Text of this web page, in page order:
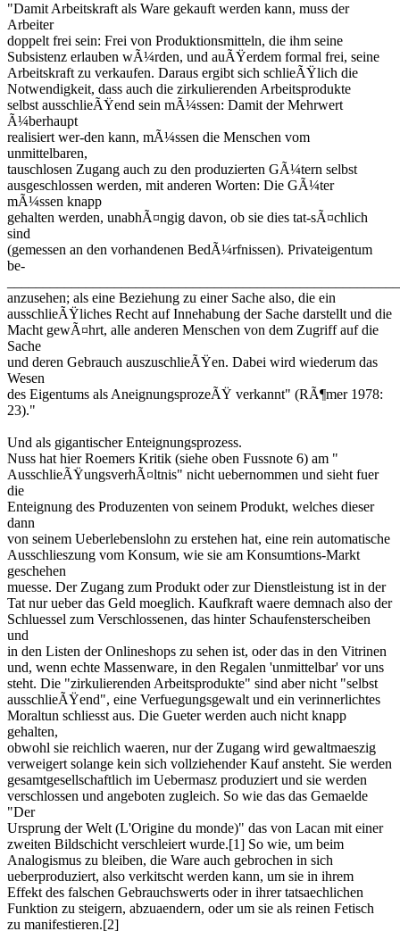
"Damit Arbeitskraft als Ware gekauft werden kann, muss der
Arbeiter
doppelt frei sein: Frei von Produktionsmitteln, die ihm seine
Subsistenz erlauben wÃ¼rden, und auÃŸerdem formal frei, seine
Arbeitskraft zu verkaufen. Daraus ergibt sich schlieÃŸlich die
Notwendigkeit, dass auch die zirkulierenden Arbeitsprodukte
selbst ausschlieÃŸend sein mÃ¼ssen: Damit der Mehrwert
Ã¼berhaupt
realisiert wer-den kann, mÃ¼ssen die Menschen vom
unmittelbaren,
tauschlosen Zugang auch zu den produzierten GÃ¼tern selbst
ausgeschlossen werden, mit anderen Worten: Die GÃ¼ter
mÃ¼ssen knapp
gehalten werden, unabhÃ¤ngig davon, ob sie dies tat-sÃ¤chlich
sind
(gemessen an den vorhandenen BedÃ¼rfnissen). Privateigentum
be-
anzusehen; als eine Beziehung zu einer Sache also, die ein
ausschlieÃŸliches Recht auf Innehabung der Sache darstellt und die
Macht gewÃ¤hrt, alle anderen Menschen von dem Zugriff auf die
Sache
und deren Gebrauch auszuschlieÃŸen. Dabei wird wiederum das
Wesen
des Eigentums als AneignungsprozeÃŸ verkannt" (RÃ¶mer 1978:
23)."
Und als gigantischer Enteignungsprozess.
Nuss hat hier Roemers Kritik (siehe oben Fussnote 6) am "
AusschlieÃŸungsverhÃ¤ltnis" nicht uebernommen und sieht fuer
die
Enteignung des Produzenten von seinem Produkt, welches dieser
dann
von seinem Ueberlebenslohn zu erstehen hat, eine rein automatische
Ausschlieszung vom Konsum, wie sie am Konsumtions-Markt
geschehen
muesse. Der Zugang zum Produkt oder zur Dienstleistung ist in der
Tat nur ueber das Geld moeglich. Kaufkraft waere demnach also der
Schluessel zum Verschlossenen, das hinter Schaufensterscheiben
und
in den Listen der Onlineshops zu sehen ist, oder das in den Vitrinen
und, wenn echte Massenware, in den Regalen 'unmittelbar' vor uns
steht. Die "zirkulierenden Arbeitsprodukte" sind aber nicht "selbst
ausschlieÃŸend", eine Verfuegungsgewalt und ein verinnerlichtes
Moraltun schliesst aus. Die Gueter werden auch nicht knapp
gehalten,
obwohl sie reichlich waeren, nur der Zugang wird gewaltmaeszig
verweigert solange kein sich vollziehender Kauf ansteht. Sie werden
gesamtgesellschaftlich im Uebermasz produziert und sie werden
verschlossen und angeboten zugleich. So wie das das Gemaelde
"Der
Ursprung der Welt (L'Origine du monde)" das von Lacan mit einer
zweiten Bildschicht verschleiert wurde.[1] So wie, um beim
Analogismus zu bleiben, die Ware auch gebrochen in sich
ueberproduziert, also verkitscht werden kann, um sie in ihrem
Effekt des falschen Gebrauchswerts oder in ihrer tatsaechlichen
Funktion zu steigern, abzuaendern, oder um sie als reinen Fetisch
zu manifestieren.[2]